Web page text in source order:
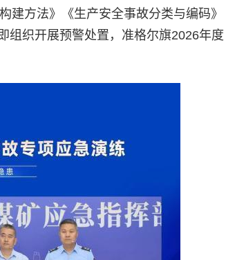
建方法》《生产安全事故分类与编码》
组织开展预警处置，准格尔旗2026年度